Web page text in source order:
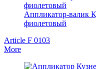
Аппликатор-валик
фиолетовый
Article F 0103
More